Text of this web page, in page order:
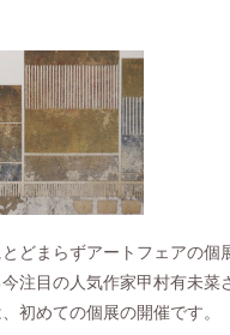
どまらずアートフェアの個
注目の人気作家甲村有未菜
初めての個展の開催です。